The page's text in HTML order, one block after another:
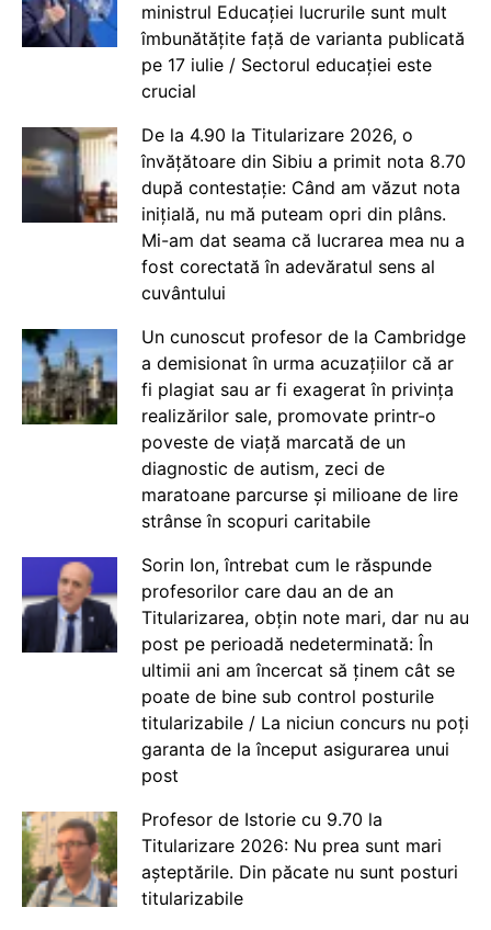
ministrul Educației lucrurile sunt mult
îmbunătățite față de varianta publicată
pe 17 iulie / Sectorul educației este
crucial
De la 4.90 la Titularizare 2026, o
învățătoare din Sibiu a primit nota 8.70
după contestație: Când am văzut nota
inițială, nu mă puteam opri din plâns.
Mi-am dat seama că lucrarea mea nu a
fost corectată în adevăratul sens al
cuvântului
Un cunoscut profesor de la Cambridge
a demisionat în urma acuzațiilor că ar
fi plagiat sau ar fi exagerat în privința
realizărilor sale, promovate printr-o
poveste de viață marcată de un
diagnostic de autism, zeci de
maratoane parcurse și milioane de lire
strânse în scopuri caritabile
Sorin Ion, întrebat cum le răspunde
profesorilor care dau an de an
Titularizarea, obțin note mari, dar nu au
post pe perioadă nedeterminată: În
ultimii ani am încercat să ținem cât se
poate de bine sub control posturile
titularizabile / La niciun concurs nu poți
garanta de la început asigurarea unui
post
Profesor de Istorie cu 9.70 la
Titularizare 2026: Nu prea sunt mari
așteptările. Din păcate nu sunt posturi
titularizabile